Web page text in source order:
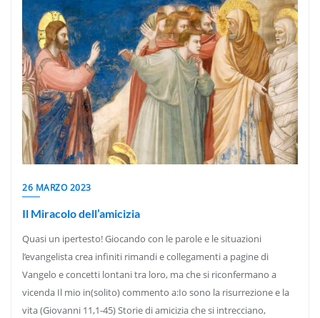
26 MARZO 2023
Il Miracolo dell’amicizia
Quasi un ipertesto! Giocando con le parole e le situazioni
l’evangelista crea infiniti rimandi e collegamenti a pagine di
Vangelo e concetti lontani tra loro, ma che si riconfermano a
vicenda Il mio in(solito) commento a:Io sono la risurrezione e la
vita (Giovanni 11,1-45) Storie di amicizia che si intrecciano,